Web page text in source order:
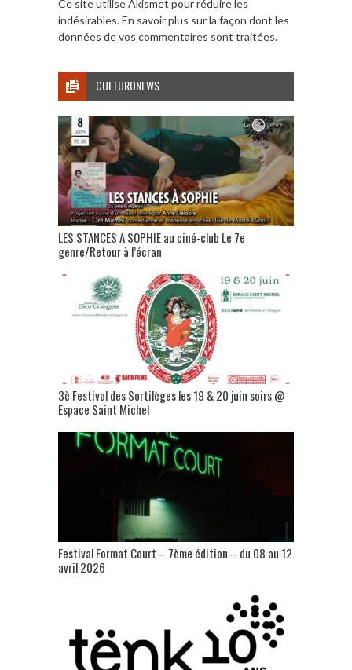
Ce site utilise Akismet pour réduire les
indésirables.En savoir plus sur la façon dont les
données de vos commentaires sont traitées.
CULTURONEWS
LES STANCES A SOPHIE au ciné-club Le 7e
genre/Retour à l’écran
3è Festival des Sortilèges les 19 & 20 juin soirs @
Espace Saint Michel
Festival Format Court – 7ème édition – du 08 au 12
avril 2026